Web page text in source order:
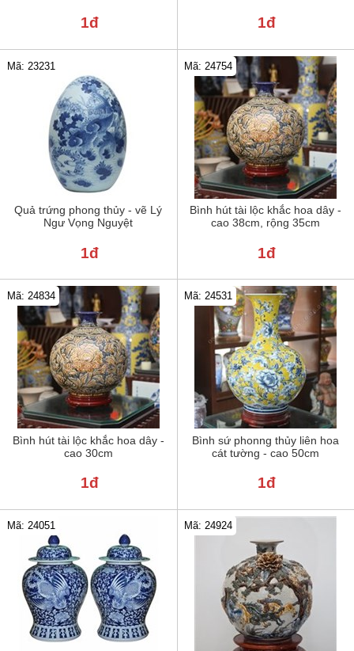
1đ 1đ
Quả trứng phong thủy - vẽ Lý
Ngư Vọng Nguyệt
Mã: 23231
1đ
Bình hút tài lộc khắc hoa dây -
cao 38cm, rộng 35cm
Mã: 24754
1đ
Bình hút tài lộc khắc hoa dây -
cao 30cm
Mã: 24834
1đ
Bình sứ phonng thủy liên hoa
cát tường - cao 50cm
Mã: 24531
1đ
Mã: 24051 Mã: 24924